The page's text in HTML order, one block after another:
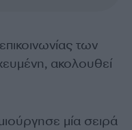
των
ακολουθεί
μία σειρά